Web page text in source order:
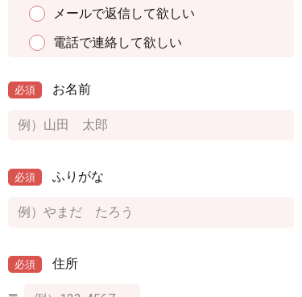
メールで返信して欲しい
電話で連絡して欲しい
必須 お名前
必須 ふりがな
必須 住所